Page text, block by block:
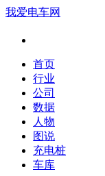
我爱电车网
首页
行业
公司
数据
人物
图说
充电桩
车库